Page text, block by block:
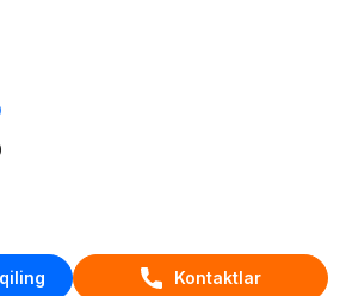
Kontaktlar